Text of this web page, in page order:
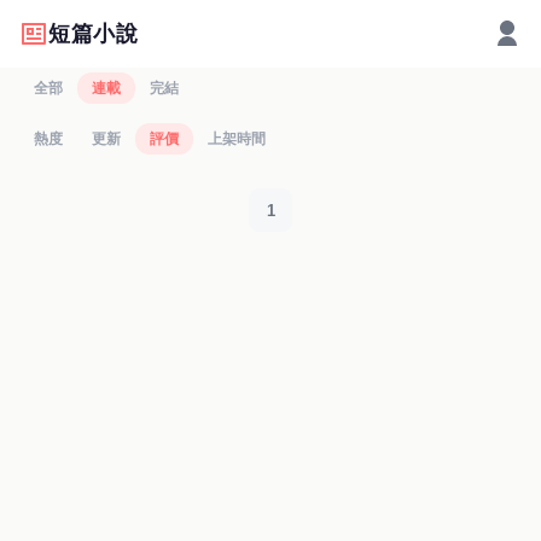
短篇小說
全部 連載 完結
熱度 更新 評價 上架時間
1